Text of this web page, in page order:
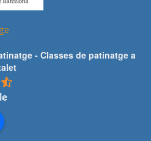
- Classes de patinatge a